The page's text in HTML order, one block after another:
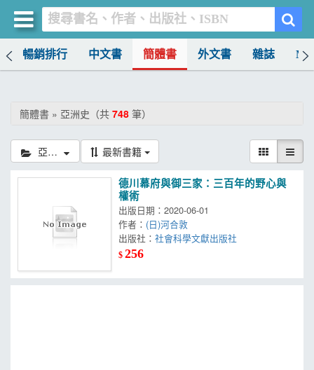
暢銷排行 中文書 簡體書 外文書 雜誌
簡體書 » 亞洲史（共 748 筆）
亞洲史 最新書籍
德川幕府與御三家：三百年的野心與
權術
出版日期：2020-06-01
作者： (日)河合敦
出版社：社會科學文獻出版社
$256
買書網
書店暢銷榜
簡體書
外文書